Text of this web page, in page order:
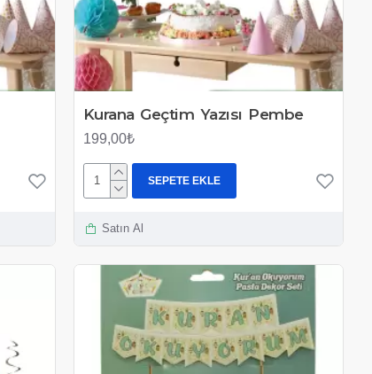
Kurana Geçtim Yazısı Pembe
199,00₺
SEPETE EKLE
Satın Al